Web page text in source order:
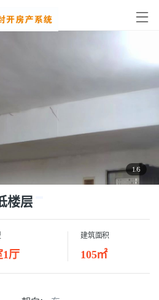
1/6
楼层
1厅
建筑面积
105㎡